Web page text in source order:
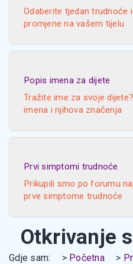
Odaberite tjedan trudnoće
promjene na vašem tijelu
Popis imena za dijete
Tražite ime za svoje
imena i njihova značenja
Prvi simptomi trudnoće
Prikupili smo po forumu
prve simptome trudnoće
Otkrivanje
Gdje sam: Početna